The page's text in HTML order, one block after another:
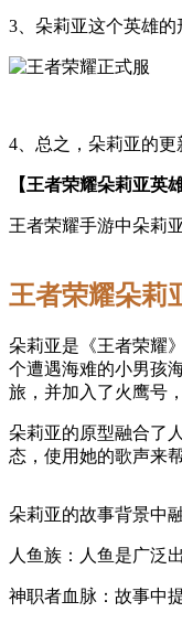
3、朵莉亚这个英雄
4、总之，朵莉亚的更
【王者荣耀朵莉亚英
王者荣耀手游中朵莉
王者荣耀朵莉
朵莉亚是《王者荣耀
个遭遇海难的小男孩
旅，并加入了火鹰号
朵莉亚的原型融合了
态，使用她的歌声来
朵莉亚的故事背景中
人鱼族：人鱼是广泛
神职者血脉：故事中